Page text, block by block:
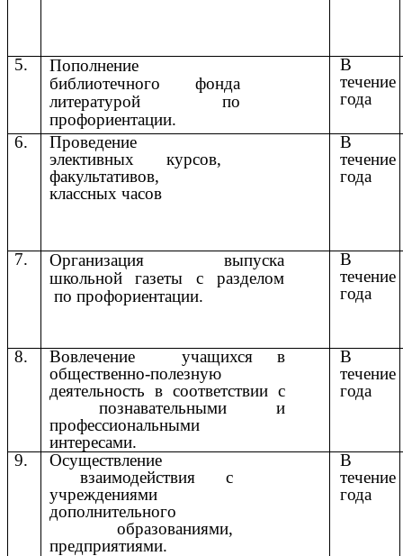
5.
Пополнение
библиотечного фонда
литературой по
профориентации.
В
течение
года
6.
Проведение
элективных курсов,
факультативов,
классных часов
В
течение
года
7.
Организация выпуска
школьной газеты с разделом
по профориентации.
В
течение
года
8.
Вовлечение учащихся в
общественно-полезную
деятельность в соответствии с
познавательными и
профессиональными
интересами.
В
течение
года
9.
Осуществление
взаимодействия с
учреждениями
дополнительного
образованиями,
предприятиями.
В
течение
года